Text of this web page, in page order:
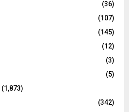
(36)
(107)
(145)
(12)
(3)
(5)
(1,873)
(342)